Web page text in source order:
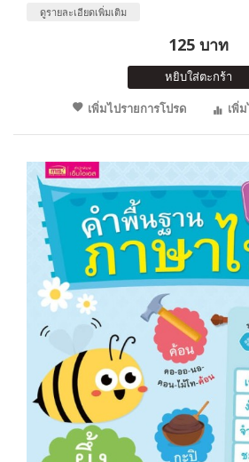
ดูรายละเอียดเพิ่มเติม
125 บาท
หยิบใส่ตะกร้า
เพิ่มไปรายการโปรด
เพิ่